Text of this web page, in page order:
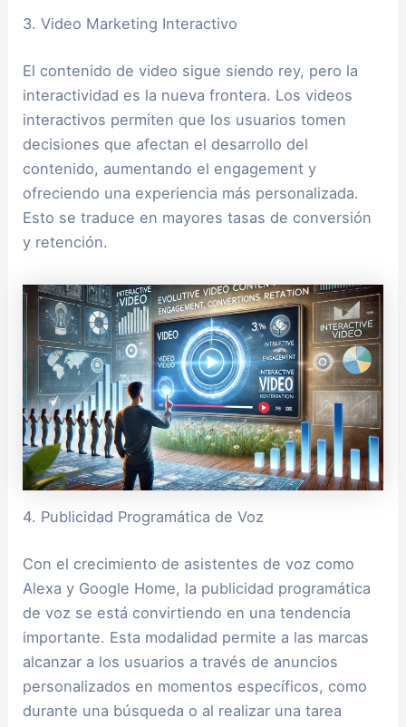
3. Video Marketing Interactivo
El contenido de video sigue siendo rey, pero la
interactividad es la nueva frontera. Los videos
interactivos permiten que los usuarios tomen
decisiones que afectan el desarrollo del
contenido, aumentando el engagement y
ofreciendo una experiencia más personalizada.
Esto se traduce en mayores tasas de conversión
y retención.
4. Publicidad Programática de Voz
Con el crecimiento de asistentes de voz como
Alexa y Google Home, la publicidad programática
de voz se está convirtiendo en una tendencia
importante. Esta modalidad permite a las marcas
alcanzar a los usuarios a través de anuncios
personalizados en momentos específicos, como
durante una búsqueda o al realizar una tarea